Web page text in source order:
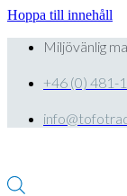
Hoppa till innehåll
Miljövänlig
+46 (0) 481-